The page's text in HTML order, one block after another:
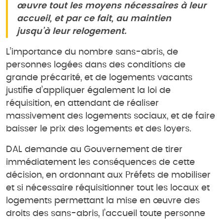
œuvre tout les moyens nécessaires à leur
accueil, et par ce fait, au maintien
jusqu’à leur relogement.
L’importance du nombre sans-abris, de
personnes logées dans des conditions de
grande précarité, et de logements vacants
justifie d’appliquer également la loi de
réquisition, en attendant de réaliser
massivement des logements sociaux, et de faire
baisser le prix des logements et des loyers.
DAL demande au Gouvernement de tirer
immédiatement les conséquences de cette
décision, en ordonnant aux Préfets de mobiliser
et si nécessaire réquisitionner tout les locaux et
logements permettant la mise en œuvre des
droits des sans-abris, l’accueil toute personne